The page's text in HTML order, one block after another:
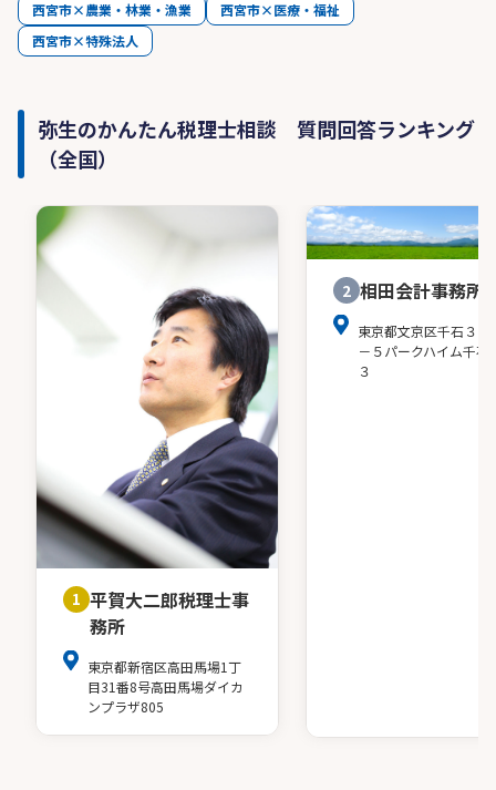
西宮市×農業・林業・漁業
西宮市×医療・福祉
西宮市×特殊法人
弥生のかんたん税理士相談 質問回答ランキング
（全国）
1 平賀大二郎税理士事
務所
東京都新宿区高田馬場1丁
目31番8号高田馬場ダイカ
ンプラザ805
2 相田会計事務所
東京都文京区千石３－
－５パークハイム千石
３